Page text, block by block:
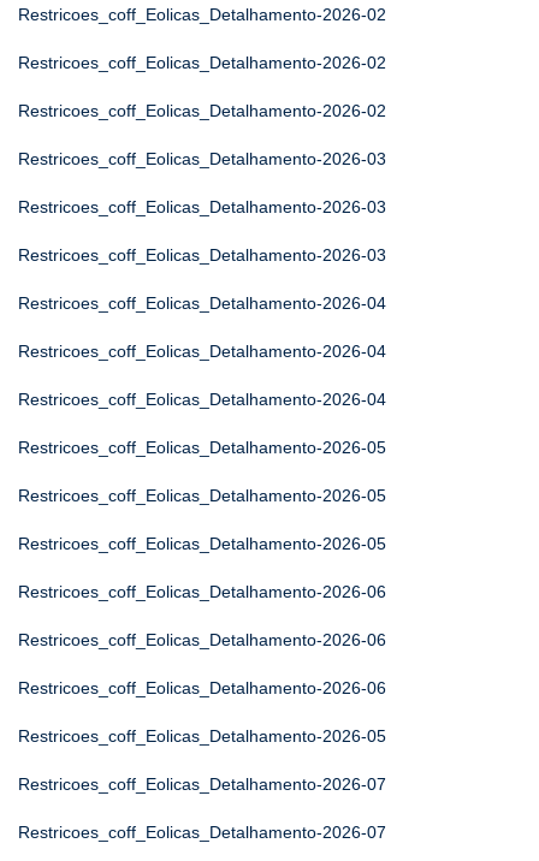
Restricoes_coff_Eolicas_Detalhamento-2026-02
Restricoes_coff_Eolicas_Detalhamento-2026-02
Restricoes_coff_Eolicas_Detalhamento-2026-02
Restricoes_coff_Eolicas_Detalhamento-2026-03
Restricoes_coff_Eolicas_Detalhamento-2026-03
Restricoes_coff_Eolicas_Detalhamento-2026-03
Restricoes_coff_Eolicas_Detalhamento-2026-04
Restricoes_coff_Eolicas_Detalhamento-2026-04
Restricoes_coff_Eolicas_Detalhamento-2026-04
Restricoes_coff_Eolicas_Detalhamento-2026-05
Restricoes_coff_Eolicas_Detalhamento-2026-05
Restricoes_coff_Eolicas_Detalhamento-2026-05
Restricoes_coff_Eolicas_Detalhamento-2026-06
Restricoes_coff_Eolicas_Detalhamento-2026-06
Restricoes_coff_Eolicas_Detalhamento-2026-06
Restricoes_coff_Eolicas_Detalhamento-2026-05
Restricoes_coff_Eolicas_Detalhamento-2026-07
Restricoes_coff_Eolicas_Detalhamento-2026-07